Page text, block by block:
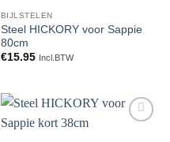
BIJLSTELEN
Steel HICKORY voor Sappie
80cm
€15.95 Incl.BTW